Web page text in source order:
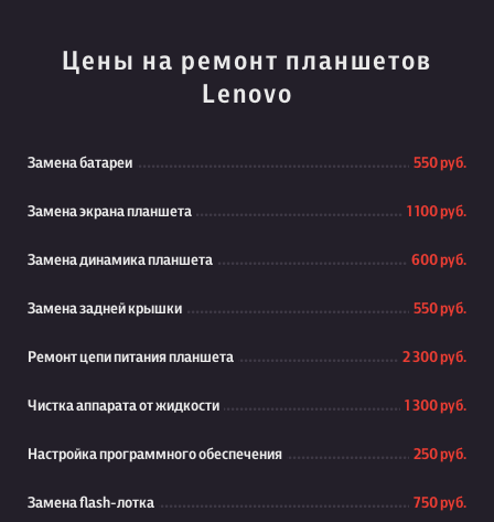
Цены на ремонт планшетов
Lenovo
Замена батареи 550 руб.
Замена экрана планшета 1 100 руб.
Замена динамика планшета 600 руб.
Замена задней крышки 550 руб.
Ремонт цепи питания планшета 2 300 руб.
Чистка аппарата от жидкости 1 300 руб.
Настройка программного обеспечения 250 руб.
Замена flash-лотка 750 руб.